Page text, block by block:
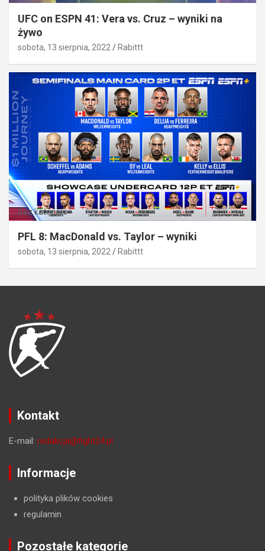
UFC on ESPN 41: Vera vs. Cruz – wyniki na
żywo
sobota, 13 sierpnia, 2022 Rabittt
Bez kategorii
PFL 8: MacDonald vs. Taylor – wyniki
sobota, 13 sierpnia, 2022 Rabittt
Kontakt
E-mail: redakcja@fight24.pl
Informacje
polityka plików cookies
regulamin
Pozostałe kategorie